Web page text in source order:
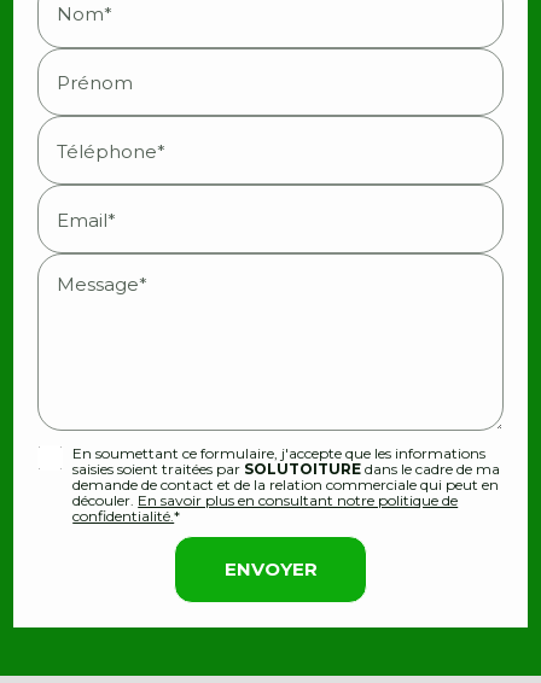
Nom*
Prénom
Téléphone*
Email*
Message*
En soumettant ce formulaire, j'accepte que les informations
saisies soient traitées par SOLUTOITURE dans le cadre de ma
demande de contact et de la relation commerciale qui peut en
découler. En savoir plus en consultant notre politique de
confidentialité.*